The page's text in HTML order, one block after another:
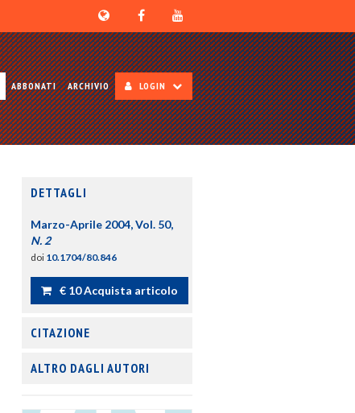
ABBONATI ARCHIVIO LOGIN
DETTAGLI
Marzo-Aprile 2004, Vol. 50,
N. 2
doi 10.1704/80.846
€ 10 Acquista articolo
CITAZIONE
ALTRO DAGLI AUTORI